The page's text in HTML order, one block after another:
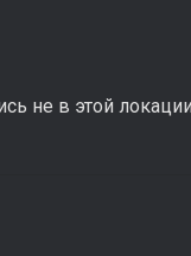
не в этой